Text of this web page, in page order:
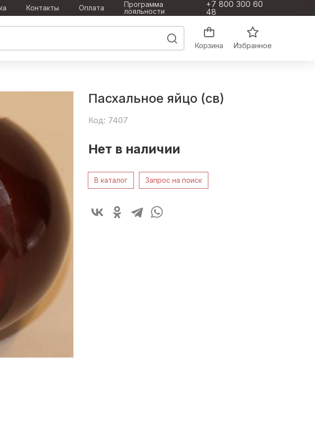
Контакты Оплата
Программа
лояльности
+7 800 300 60
48
Корзина Избранное
Пасхальное яйцо (св)
Код: 7407
Нет в наличии
В каталог Запрос на поиск